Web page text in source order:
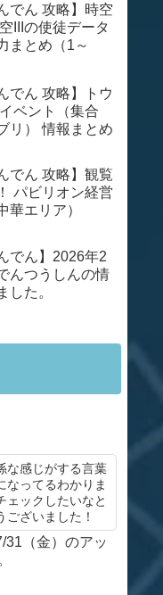
でん 攻略】時空
IIIの使徒データ
まとめ（1～
でん 攻略】トウ
ベント（集合
リ） 情報まとめ
でん 攻略】観覧
パビリオン経営
華エリア）
でん】2026年2
んつうしんの情
した。
な感じがする言葉
なってるわかりま
ェックしたいなと
ざいました！
31（金）のアッ